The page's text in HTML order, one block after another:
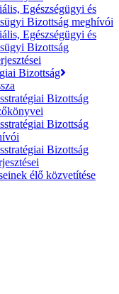
Egészségügyi és
Bizottság meghívói
Egészségügyi és
Bizottság
Bizottság
Bizottság
Bizottság
Bizottság
élő közvetítése